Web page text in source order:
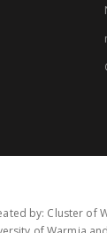
by: Cluster of